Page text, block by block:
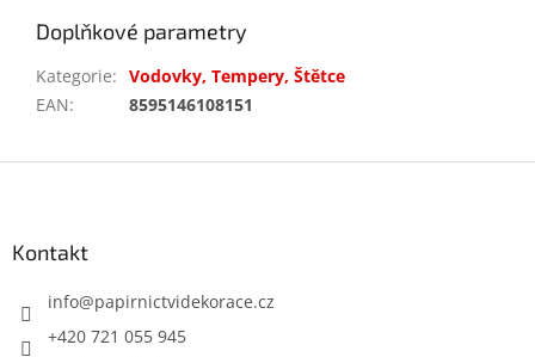
Doplňkové parametry
Kategorie: Vodovky, Tempery, Štětce
EAN: 8595146108151
Kontakt
info@papirnictvidekorace.cz
+420 721 055 945